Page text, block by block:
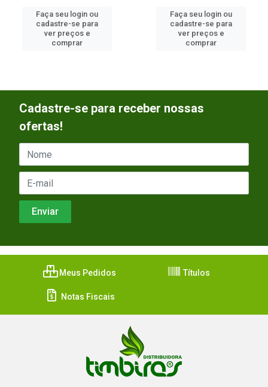
Faça seu login ou
cadastre-se para
ver preços e
comprar
Faça seu login ou
cadastre-se para
ver preços e
comprar
Cadastre-se para receber nossas
ofertas!
Meus Pedidos Títulos
Notas Fiscais